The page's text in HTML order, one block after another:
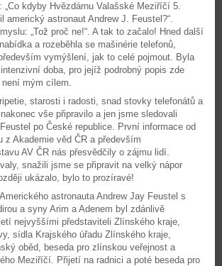
„Co kdyby Hvězdárnu Valašské Meziříčí 5.
americký astronaut Andrew J. Feustel?“.
„Tož proč ne!“. A tak to začalo! Hned další
a rozeběhla se mašinérie telefonů,
vymýšlení, jak to celé pojmout. Byla
doba, pro jejíž podrobný popis zde
mým cílem.
starosti i radosti, snad stovky telefonátů a
vše připravilo a jen jsme sledovali
po České republice. První informace od
z Akademie věd ČR a především
AV ČR nás přesvědčily o zájmu lidí.
snažili jsme se připravit na velký nápor
ukázalo, bylo to prozíravé!
astronauta Andrew Jay Feustel s
a syny Arim a Adenem byl zdánlivě
nejvyššími představiteli Zlínského kraje,
sídla Krajského úřadu Zlínského kraje,
oběd, beseda pro zlínskou veřejnost a
Meziříčí. Přijetí na radnici a poté beseda pro